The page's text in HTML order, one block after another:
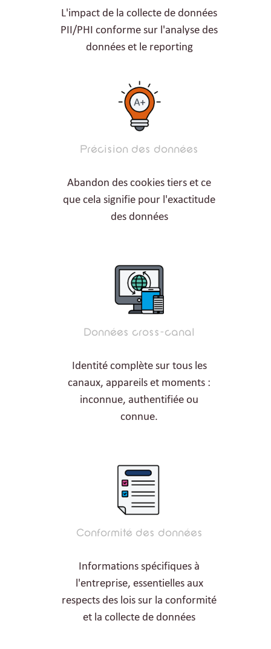
L'impact de la collecte de données
PII/PHI conforme sur l'analyse des
données et le reporting
Précision des données
Abandon des cookies tiers et ce
que cela signifie pour l'exactitude
des données
Données cross-canal
Identité complète sur tous les
canaux, appareils et moments :
inconnue, authentifiée ou
connue.
Conformité des données
Informations spécifiques à
l'entreprise, essentielles aux
respects des lois sur la conformité
et la collecte de données